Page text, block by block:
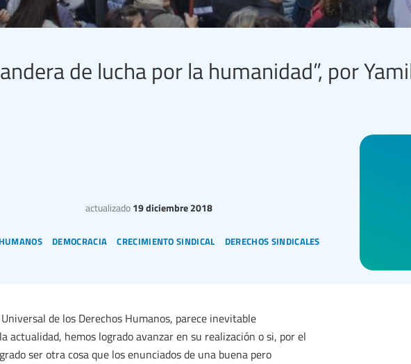
de lucha por la humanidad”, por
democracia crecimiento sindical derechos sindicales
actualizado19 diciembre 2018
de los Derechos Humanos, parece inevitable
actualidad, hemos logrado avanzar en su realización o si, por el
ser otra cosa que los enunciados de una buena pero